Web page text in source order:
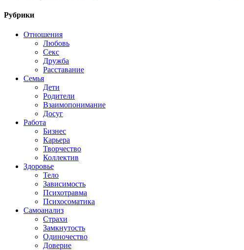
Рубрики
Отношения
Любовь
Секс
Дружба
Расставание
Семья
Дети
Родители
Взаимопонимание
Досуг
Работа
Бизнес
Карьера
Творчество
Коллектив
Здоровье
Тело
Зависимость
Психотравма
Психосоматика
Самоанализ
Страхи
Замкнутость
Одиночество
Доверие